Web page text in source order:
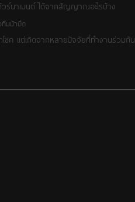
ร์นาเมนต์ ได้จากสัญญาณอะไรบ้าง
มม้ามืด
โชค แต่เกิดจากหลายปัจจัยที่ทำงานร่วมกัน